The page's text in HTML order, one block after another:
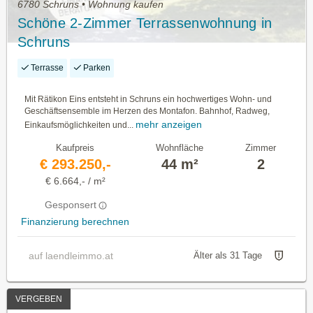
6780 Schruns • Wohnung kaufen
Schöne 2-Zimmer Terrassenwohnung in
Schruns
Terrasse Parken
Mit Rätikon Eins entsteht in Schruns ein hochwertiges Wohn- und
Geschäftsensemble im Herzen des Montafon. Bahnhof, Radweg,
Einkaufsmöglichkeiten und... mehr anzeigen
Kaufpreis
€ 293.250,-
€ 6.664,- / m²
Gesponsert
Finanzierung berechnen
Wohnfläche
44 m²
Zimmer
2
auf laendleimmo.at Älter als 31 Tage
VERGEBEN